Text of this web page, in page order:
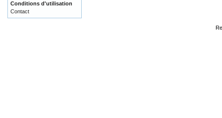
Conditions d'utilisation
Contact